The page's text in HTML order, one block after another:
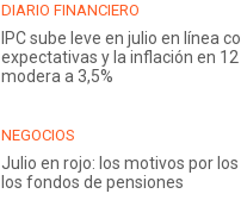
DIARIO FINANCIERO
IPC sube leve en julio en línea
expectativas y la inflación en
modera a 3,5%
NEGOCIOS
Julio en rojo: los motivos por
los fondos de pensiones